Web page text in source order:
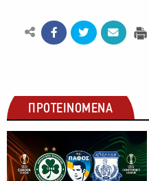
ΠΡΟΤΕΙΝΟΜΕΝΑ
ΠΟΔΟΣΦΑΙΡΟ